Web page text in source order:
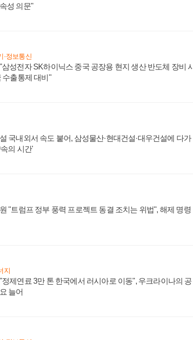
성 의문"
·정보통신
삼성전자 SK하이닉스 중국 공장용 현지 생산 반도체 장비 시
수출통제 대비"
국내외서 속도 붙어, 삼성물산·현대건설·대우건설에 다가
의 시간'
"트럼프 정부 풍력 프로젝트 동결 조치는 위법", 해제 명령
지
정제연료 3만 톤 한국에서 러시아로 이동", 우크라이나의 공
늘어